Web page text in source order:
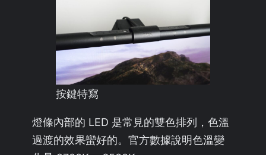
按鍵特寫
燈條內部的 LED 是常見的雙色排列，色溫
過渡的效果蠻好的。官方數據說明色溫變